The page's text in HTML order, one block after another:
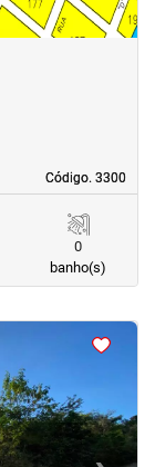
Código. 3300
Código. 3300
0
banho(s)